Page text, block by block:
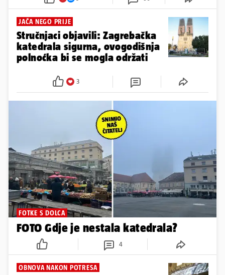
JAČA NEGO PRIJE
Stručnjaci objavili: Zagrebačka
katedrala sigurna, ovogodišnja
polnoćka bi se mogla održati
3
FOTKE S DOLCA
FOTO Gdje je nestala katedrala?
4
OBNOVA NAKON POTRESA